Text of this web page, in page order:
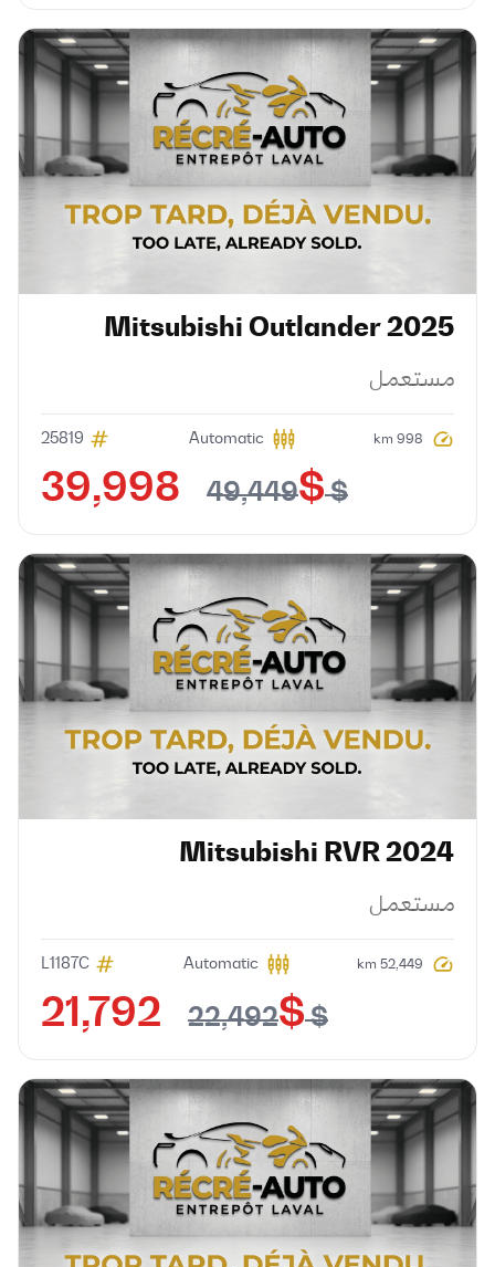
2025
Mitsubishi Outlander
مستعمل
998 km
Automatic
25819
$ 49,449
$ 39,998
2024
Mitsubishi RVR
مستعمل
52,449 km
Automatic
L1187C
$ 22,492
$ 21,792